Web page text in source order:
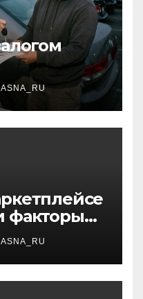
факторы